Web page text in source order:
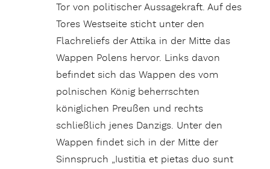
Tor von politischer Aussagekraft. Auf des
Tores Westseite sticht unter den
Flachreliefs der Attika in der Mitte das
Wappen Polens hervor. Links davon
befindet sich das Wappen des vom
polnischen König beherrschten
königlichen Preußen und rechts
schließlich jenes Danzigs. Unter den
Wappen findet sich in der Mitte der
Sinnspruch „Iustitia et pietas duo sunt